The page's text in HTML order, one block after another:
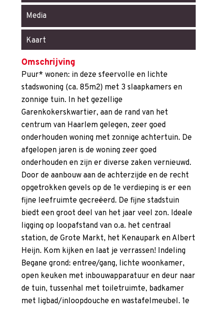
Media
Kaart
Omschrijving
Puur* wonen: in deze sfeervolle en lichte
stadswoning (ca. 85m2) met 3 slaapkamers en
zonnige tuin. In het gezellige
Garenkokerskwartier, aan de rand van het
centrum van Haarlem gelegen, zeer goed
onderhouden woning met zonnige achtertuin. De
afgelopen jaren is de woning zeer goed
onderhouden en zijn er diverse zaken vernieuwd.
Door de aanbouw aan de achterzijde en de recht
opgetrokken gevels op de 1e verdieping is er een
fijne leefruimte gecreëerd. De fijne stadstuin
biedt een groot deel van het jaar veel zon. Ideale
ligging op loopafstand van o.a. het centraal
station, de Grote Markt, het Kenaupark en Albert
Heijn. Kom kijken en laat je verrassen! Indeling
Begane grond: entree/gang, lichte woonkamer,
open keuken met inbouwapparatuur en deur naar
de tuin, tussenhal met toiletruimte, badkamer
met ligbad/inloopdouche en wastafelmeubel. 1e